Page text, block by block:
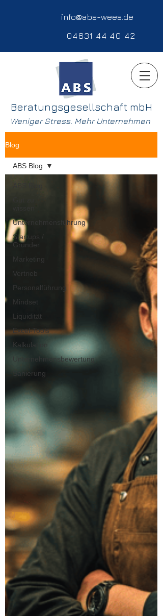
info@abs-wees.de
04631 44 40 42
Beratungsgesellschaft mbH
Weniger Stress. Mehr Unternehmen
Blog
Unternehmensführung
Startups /
Gründer
Marketing
Vertrieb
Personalführung
Mindset
Liquidität
Excel-Tools
Kalkulation
Unternehmensbewertung
Sanierung
ABS Blog